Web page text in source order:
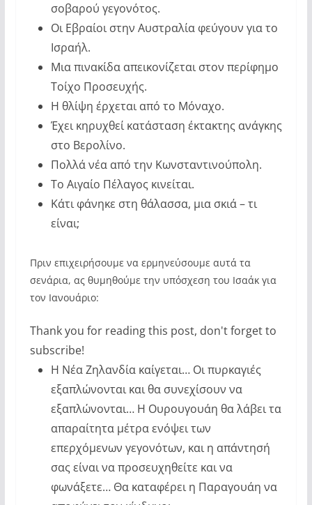
σοβαρού γεγονότος.
Οι Εβραίοι στην Αυστραλία φεύγουν για το
Ισραήλ.
Μια πινακίδα απεικονίζεται στον περίφημο
Τοίχο Προσευχής.
Η θλίψη έρχεται από το Μόναχο.
Έχει κηρυχθεί κατάσταση έκτακτης ανάγκης
στο Βερολίνο.
Πολλά νέα από την Κωνσταντινούπολη.
Το Αιγαίο Πέλαγος κινείται.
Κάτι φάνηκε στη θάλασσα, μια σκιά – τι
είναι;
Πριν επιχειρήσουμε να ερμηνεύσουμε αυτά τα
σενάρια, ας θυμηθούμε την υπόσχεση του Ισαάκ για
τον Ιανουάριο:
Thank you for reading this post, don't forget to
subscribe!
Η Νέα Ζηλανδία καίγεται… Οι πυρκαγιές
εξαπλώνονται και θα συνεχίσουν να
εξαπλώνονται… Η Ουρουγουάη θα λάβει τα
απαραίτητα μέτρα ενόψει των
επερχόμενων γεγονότων, και η απάντησή
σας είναι να προσευχηθείτε και να
φωνάξετε… Θα καταφέρει η Παραγουάη να